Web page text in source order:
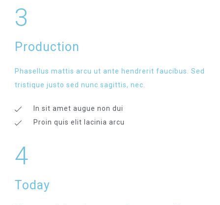
3
Production
Phasellus mattis arcu ut ante hendrerit faucibus. Sed
tristique justo sed nunc sagittis, nec.
In sit amet augue non dui
Proin quis elit lacinia arcu
4
Today